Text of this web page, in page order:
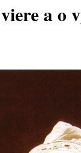
a o